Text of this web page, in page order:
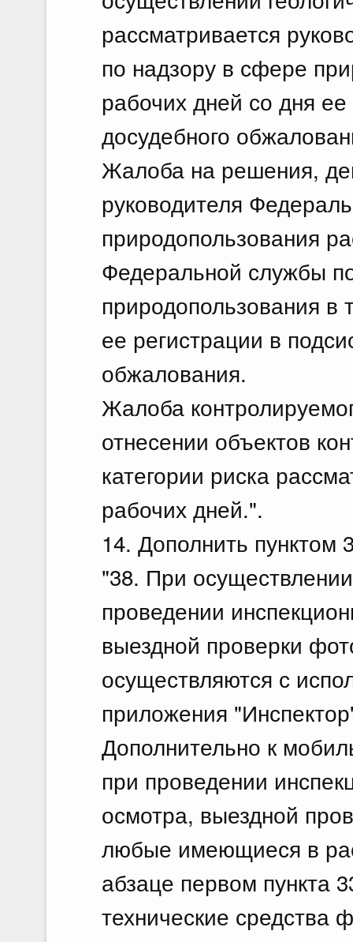
рассматривается
по надзору в сфере
рабочих дней со дня
досудебного
Жалоба на решения,
руководителя
природопользования
Федеральной службы
природопользования в
ее регистрации в
обжалования.
Жалоба
отнесении объектов
категории риска
рабочих дней.".
14. Дополнить
"38. При
проведении
выездной проверки
осуществляются с
приложения
Дополнительно к
при проведении
осмотра, выездной
любые имеющиеся в
абзаце первом пункта
технические средства